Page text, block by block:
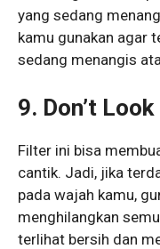
yang sedang
kamu gunakan agar
sedang menangis
9. Don’t
Filter ini bisa
cantik. Jadi, jika
pada wajah kamu,
menghilangkan
terlihat bersih dan